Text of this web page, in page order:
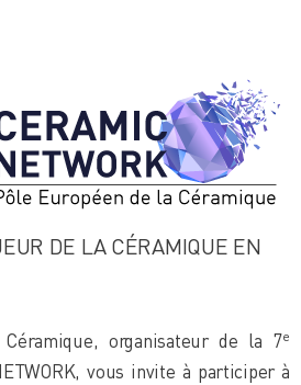
DE LA CÉRAMIQUE EN
organisateur de la 7e
vous invite à participer à